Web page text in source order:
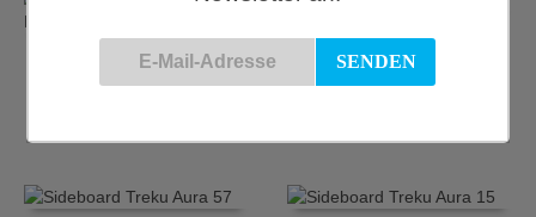
TREKU, Anrichte, LAUKI
Kollektion, 283
Treku, Aura Anrichte 36